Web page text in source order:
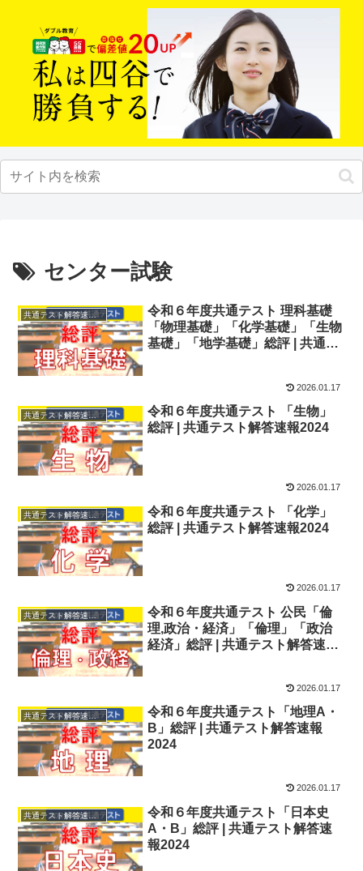
センター試験
共通テスト解答速報2024
令和６年度共通テスト 理科基礎
「物理基礎」「化学基礎」「生物
基礎」「地学基礎」総評 | 共通テ
2026.01.17
共通テスト解答速報2024
令和６年度共通テスト 「生物」
総評 | 共通テスト解答速報2024
2026.01.17
共通テスト解答速報2024
令和６年度共通テスト 「化学」
総評 | 共通テスト解答速報2024
2026.01.17
共通テスト解答速報2024
令和６年度共通テスト 公民「倫
理,政治・経済」「倫理」「政治
経済」総評 | 共通テスト解答速報
2026.01.17
共通テスト解答速報2024
令和６年度共通テスト「地理A・
B」総評 | 共通テスト解答速報
2024
2026.01.17
共通テスト解答速報2024
令和６年度共通テスト「日本史
A・B」総評 | 共通テスト解答速
報2024